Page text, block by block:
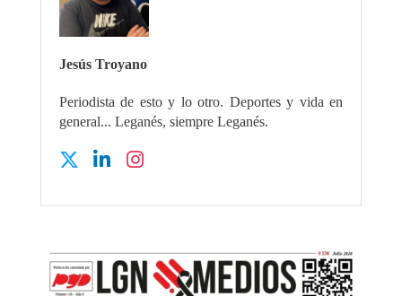
Jesús Troyano
Periodista de esto y lo otro. Deportes y vida en
general... Leganés, siempre Leganés.